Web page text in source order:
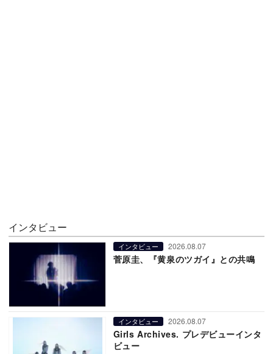
インタビュー
インタビュー 2026.08.07
菅原圭、『黄泉のツガイ』との共鳴
インタビュー 2026.08.07
Girls Archives. プレデビューインタ
ビュー